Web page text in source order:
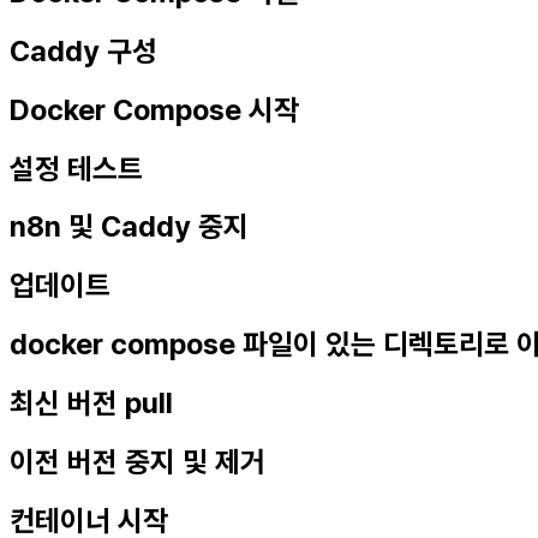
Caddy 구성
Docker Compose 시작
설정 테스트
n8n 및 Caddy 중지
업데이트
docker compose 파일이 있는 디렉토리로
최신 버전 pull
이전 버전 중지 및 제거
컨테이너 시작